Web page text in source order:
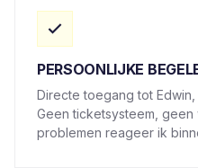
PERSOONLIJKE
Directe toegang tot Edwin,
Geen ticketsysteem, geen
problemen reageer ik